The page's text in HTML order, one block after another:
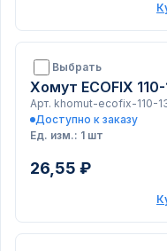
Выбрать
Хомут ECOFIX
Арт. khomut-ecofix-110-
Доступно к заказу
Ед. изм.: 1 шт
26,55 ₽